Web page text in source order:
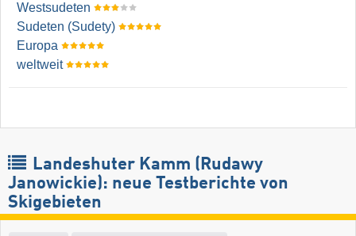
Westsudeten
Sudeten (Sudety)
Europa
weltweit
Landeshuter Kamm (Rudawy
Janowickie): neue Testberichte von
Skigebieten